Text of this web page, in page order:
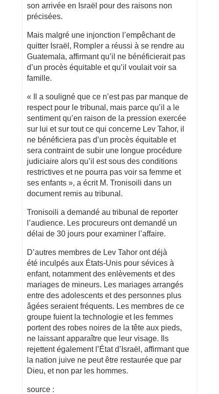
son arrivée en Israël pour des raisons non
précisées.
Mais malgré une injonction l’empêchant de
quitter Israël, Rompler a réussi à se rendre au
Guatemala, affirmant qu’il ne bénéficierait pas
d’un procès équitable et qu’il voulait voir sa
famille.
« Il a souligné que ce n’est pas par manque de
respect pour le tribunal, mais parce qu’il a le
sentiment qu’en raison de la pression exercée
sur lui et sur tout ce qui concerne Lev Tahor, il
ne bénéficiera pas d’un procès équitable et
sera contraint de subir une longue procédure
judiciaire alors qu’il est sous des conditions
restrictives et ne pourra pas voir sa femme et
ses enfants », a écrit M. Tronisoili dans un
document remis au tribunal.
Tronisoili a demandé au tribunal de reporter
l’audience. Les procureurs ont demandé un
délai de 30 jours pour examiner l’affaire.
D’autres membres de Lev Tahor ont déjà
été inculpés aux États-Unis pour sévices à
enfant, notamment des enlèvements et des
mariages de mineurs. Les mariages arrangés
entre des adolescents et des personnes plus
âgées seraient fréquents. Les membres de ce
groupe fuient la technologie et les femmes
portent des robes noires de la tête aux pieds,
ne laissant apparaître que leur visage. Ils
rejettent également l’État d’Israël, affirmant que
la nation juive ne peut être restaurée que par
Dieu, et non par les hommes.
source :